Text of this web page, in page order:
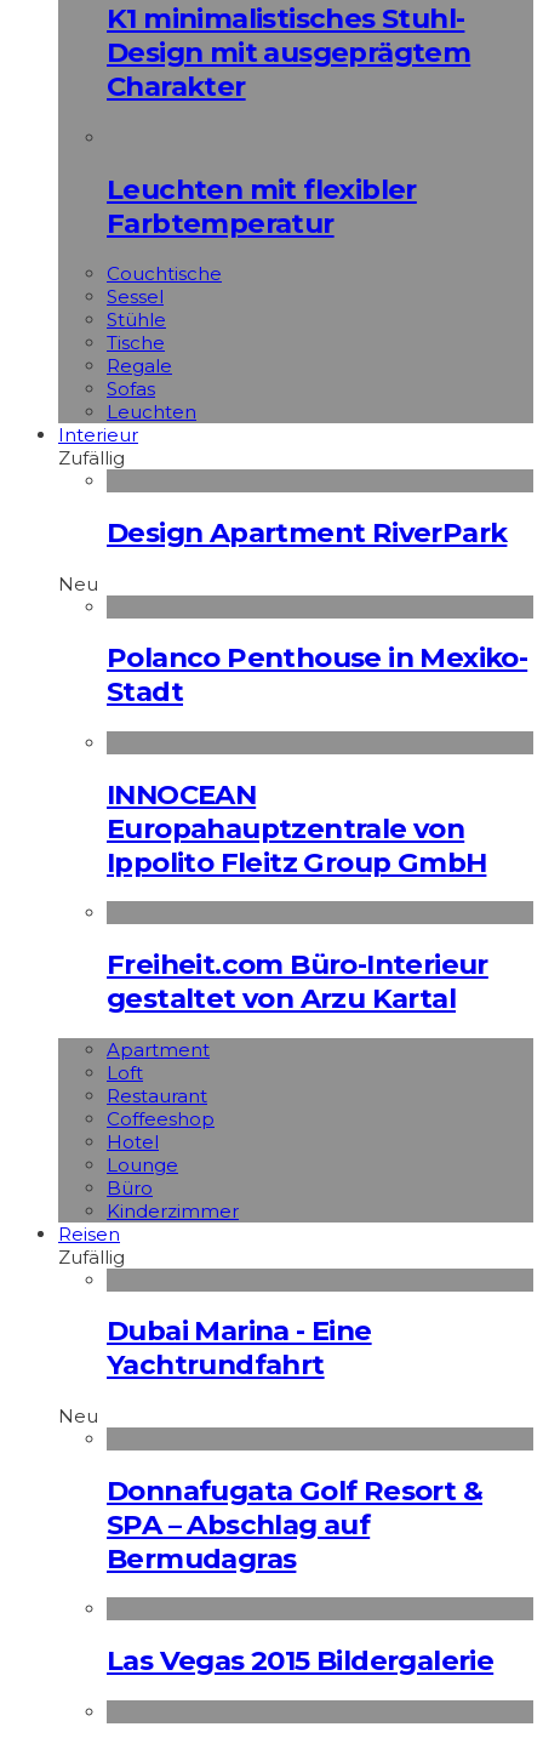
K1 minimalistisches Stuhl-
Design mit ausgeprägtem
Charakter
Leuchten mit flexibler
Farbtemperatur
Couchtische
Sessel
Stühle
Tische
Regale
Sofas
Leuchten
Interieur
Zufällig
Design Apartment RiverPark
Neu
Polanco Penthouse in Mexiko-
Stadt
INNOCEAN
Europahauptzentrale von
Ippolito Fleitz Group GmbH
Freiheit.com Büro-Interieur
gestaltet von Arzu Kartal
Apart­ment
Loft
Restaurant
Coffeeshop
Hotel
Lounge
Büro
Kinderzimmer
Reisen
Zufällig
Dubai Marina - Eine
Yachtrundfahrt
Neu
Donnafugata Golf Resort &
SPA – Abschlag auf
Bermudagras
Las Vegas 2015 Bildergalerie